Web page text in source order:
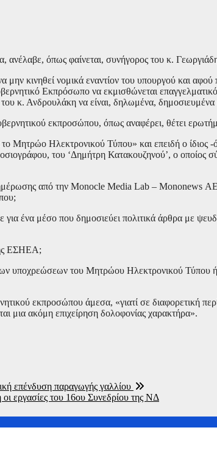
ανέλαβε, όπως φαίνεται, συνήγορος του κ.
κινηθεί νομικά εναντίον του υπουργού και
Εκπρόσωπο να εκμισθώνεται
κ. Ανδρουλάκη να είναι, δηλωμένα,
εκπροσώπου, όπως αναφέρει, θέτει
το Μητρώο Ηλεκτρονικού Τύπου» και επειδή ο
του ‘Δημήτρη Κατακουζηνού’, ο οποίος
από την Monocle Media Lab – Mononews
για ένα μέσο που δημοσιεύει πολιτικά άρθρα με
ΕΣΗΕΑ;
υποχρεώσεων του Μητρώου Ηλεκτρονικού Τύπου
εκπροσώπου άμεσα, «γιατί σε διαφορετική
μια ακόμη επιχείρηση δολοφονίας χαρακτήρα».
επένδυση παραγωγής γαλλίου
εργασίες του 16ου Συνεδρίου της ΝΔ